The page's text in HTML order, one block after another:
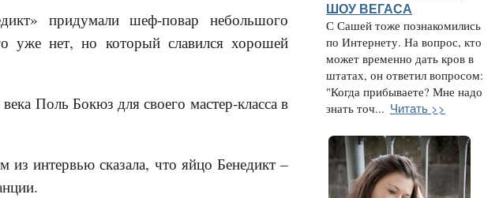
придумали шеф-повар небольшого
уже нет, но который славился хорошей
Поль Бокюз для своего мастер-класса в
интервью сказала, что яйцо Бенедикт –
ШОУ ВЕГАСА
С Сашей тоже познакомились
по Интернету. На вопрос, кто
может временно дать кров в
штатах, он ответил вопросом:
"Когда прибываете? Мне надо
знать точ... Читать >>